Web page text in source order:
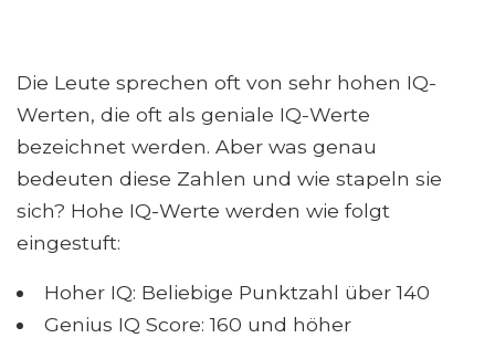
Die Leute sprechen oft von sehr hohen IQ-
Werten, die oft als geniale IQ-Werte
bezeichnet werden. Aber was genau
bedeuten diese Zahlen und wie stapeln sie
sich? Hohe IQ-Werte werden wie folgt
eingestuft:
Hoher IQ: Beliebige Punktzahl über 140
Genius IQ Score: 160 und höher